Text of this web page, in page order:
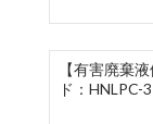
【有害廃棄
ド：HNLPC-